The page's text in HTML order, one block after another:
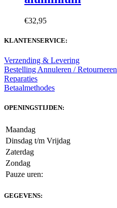
€32,95
KLANTENSERVICE:
Verzending & Levering
Bestelling Annuleren / Retourneren
Reparaties
Betaalmethodes
OPENINGSTIJDEN:
Maandag
Dinsdag t/m Vrijdag
Zaterdag
Zondag
Pauze uren:
GEGEVENS: